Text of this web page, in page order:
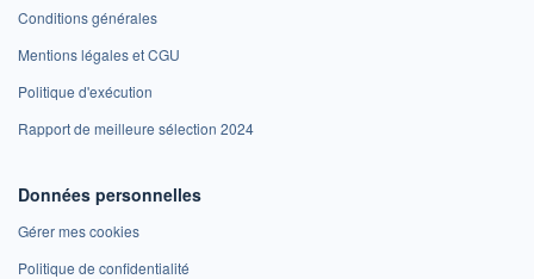
Conditions générales
Mentions légales et CGU
Politique d'exécution
Rapport de meilleure sélection 2024
Données personnelles
Gérer mes cookies
Politique de confidentialité